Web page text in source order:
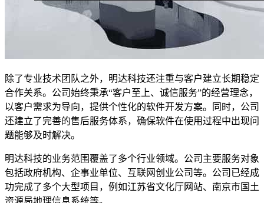
除了专业技术团队之外，明达科技还注重与客户建立长期稳定
合作关系。公司始终秉承“客户至上、诚信服务”的经营理念，
以客户需求为导向，提供个性化的软件开发方案。同时，公司
还建立了完善的售后服务体系，确保软件在使用过程中出现问
题能够及时解决。
明达科技的业务范围覆盖了多个行业领域。公司主要服务对象
包括政府机构、企事业单位、互联网创业公司等。公司已经成
功完成了多个大型项目，例如江苏省文化厅网站、南京市国土
资源局地理信息系统等。